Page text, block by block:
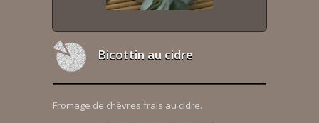
Bicottin au cidre
Fromage de chèvres frais au cidre.